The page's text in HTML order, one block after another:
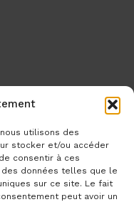
utilisons des
stocker et/ou accéder
consentir à ces
données telles que le
sur ce site. Le fait
peut avoir un